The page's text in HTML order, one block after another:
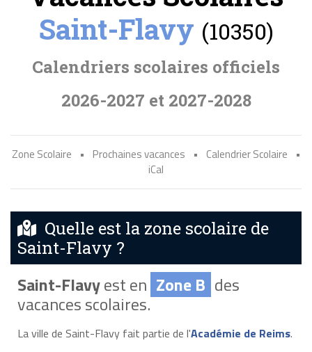
Saint-Flavy (10350)
Calendriers scolaires officiels
2026-2027 et 2027-2028
Zone Scolaire • Prochaines vacances • Calendrier Scolaire
•
iCal
Quelle est la zone scolaire de
Saint-Flavy ?
Saint-Flavyest en Zone B des
vacances scolaires.
La ville de Saint-Flavy fait partie de l'Académie de Reims.